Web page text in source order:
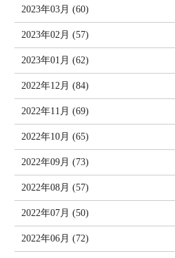
2023年03月 (60)
2023年02月 (57)
2023年01月 (62)
2022年12月 (84)
2022年11月 (69)
2022年10月 (65)
2022年09月 (73)
2022年08月 (57)
2022年07月 (50)
2022年06月 (72)